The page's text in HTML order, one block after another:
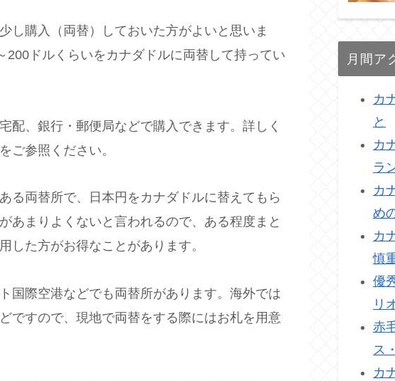
し購入（両替）しておいた方がよいと思いま
ドルくらいをカナダドルに両替して持ってい
配、銀行・郵便局などで購入できます。詳しく
をご参照ください。
る両替所で、日本円をカナダドルに替えてもら
あまりよくないと言われるので、ある程度まと
した方がお得なことがあります。
国際空港などでも両替所があります。海外では
ですので、現地で両替をする際にはお札を用意
月間ア
カ
と
カ
ラ
カ
め
カ
慎
優
リ
赤
ス
カ